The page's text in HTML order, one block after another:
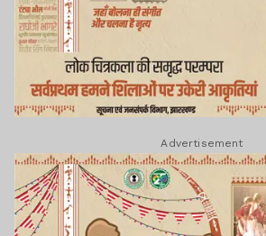
Advertisement